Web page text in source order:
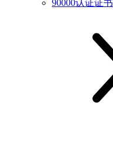
90000认证证书